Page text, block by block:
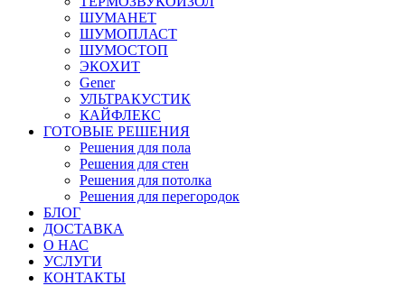
ШУМАНЕТ
ШУМОПЛАСТ
ШУМОСТОП
ЭКОХИТ
Gener
УЛЬТРАКУСТИК
КАЙФЛЕКС
ГОТОВЫЕ РЕШЕНИЯ
Решения для пола
Решения для стен
Решения для потолка
Решения для перегородок
БЛОГ
ДОСТАВКА
О НАС
УСЛУГИ
КОНТАКТЫ